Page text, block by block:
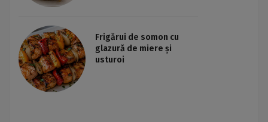
Frigărui de somon cu
glazură de miere și
usturoi